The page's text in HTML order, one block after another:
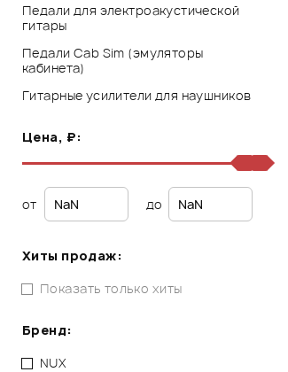
Педали для электроакустической
гитары
Педали Cab Sim (эмуляторы
кабинета)
Гитарные усилители для наушников
Цена, ₽:
от до
Хиты продаж:
Показать только хиты
Бренд:
NUX